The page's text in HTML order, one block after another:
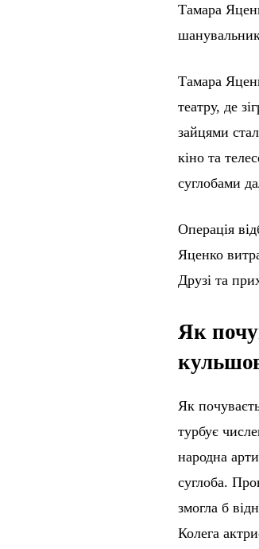
Тамара
Тамара
театру, де
зайцями
кіно та
суглобами
Операція
Яценко
Друзі та
Як
Як
турбує
народна
суглоба.
змогла б
Колега